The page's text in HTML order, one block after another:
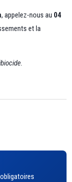
, appelez-nous au 04
et la